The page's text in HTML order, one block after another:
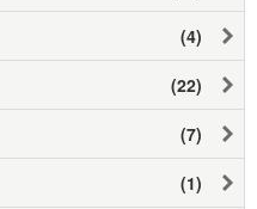
(4)
(22)
(7)
(1)